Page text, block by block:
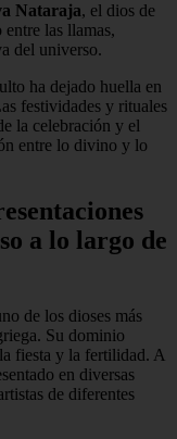
Nataraja, el dios de
entre las llamas,
del universo.
ha dejado huella en
festividades y rituales
la celebración y el
entre lo divino y lo
a lo largo de
de los dioses más
Su dominio
fiesta y la fertilidad. A
en diversas
de diferentes